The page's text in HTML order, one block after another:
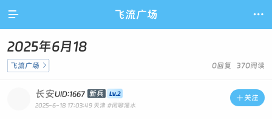
 飞流广场 
2025年6月18
0回复 370阅读
飞流广场 
 关注
长安UID:1667 新兵
2025-6-18 17:03:49 天津 #闲聊灌水